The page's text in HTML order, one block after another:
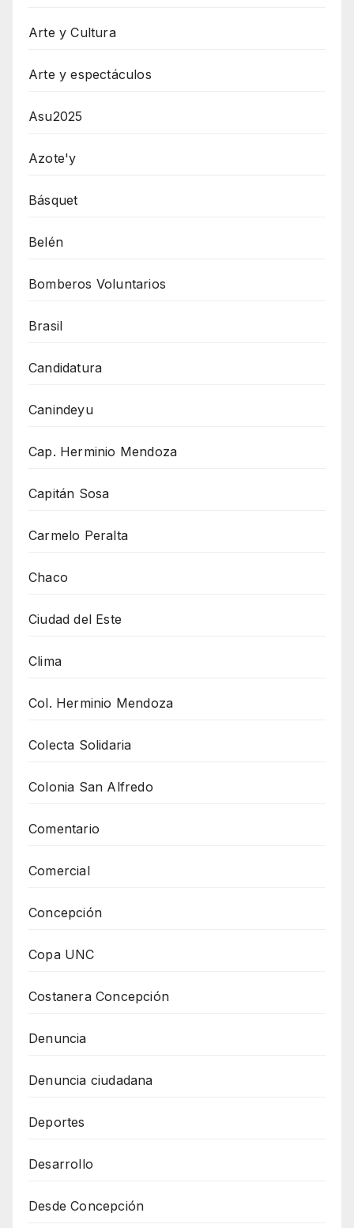
Arte y Cultura
Arte y espectáculos
Asu2025
Azote'y
Básquet
Belén
Bomberos Voluntarios
Brasil
Candidatura
Canindeyu
Cap. Herminio Mendoza
Capitán Sosa
Carmelo Peralta
Chaco
Ciudad del Este
Clima
Col. Herminio Mendoza
Colecta Solidaria
Colonia San Alfredo
Comentario
Comercial
Concepción
Copa UNC
Costanera Concepción
Denuncia
Denuncia ciudadana
Deportes
Desarrollo
Desde Concepción